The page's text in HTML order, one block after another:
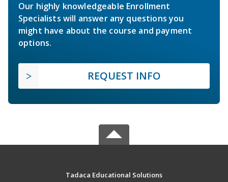
Our highly knowledgeable Enrollment
Specialists will answer any questions you
might have about the course and payment
options.
REQUEST INFO
Tadaca Educational Solutions